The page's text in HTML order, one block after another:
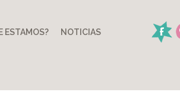
ESTAMOS? NOTICIAS